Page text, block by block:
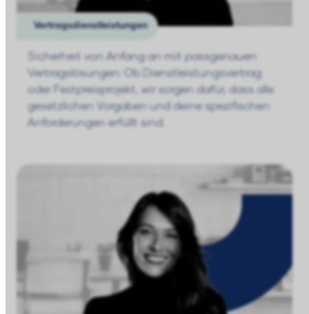
Vertragsdienstleistungen
Sicherheit von Anfang an mit passgenauen
Vertragslösungen: Ob Dienstleistungsvertrag
oder Festpreisprojekt,
wir sorgen dafür, dass alle
gesetzlichen Vorgaben und deine spezifischen
Anforderungen erfüllt sind.